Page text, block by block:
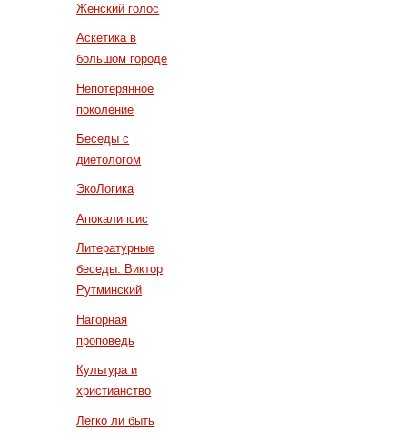
Женский голос
Аскетика в
большом городе
Непотерянное
поколение
Беседы с
диетологом
ЭкоЛогика
Апокалипсис
Литературные
беседы. Виктор
Рутминский
Нагорная
проповедь
Культура и
христианство
Легко ли быть